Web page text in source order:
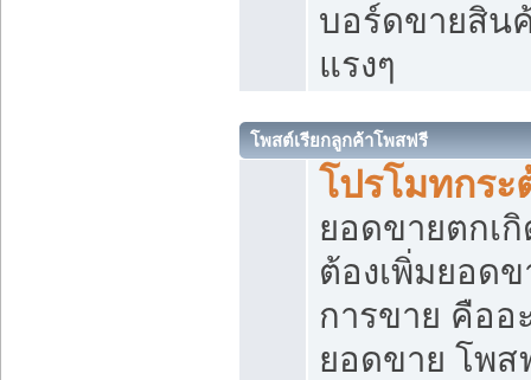
บอร์ดขายสิน
แรงๆ
โพสต์เรียกลูกค้าโพสฟรี
โปรโมทกร
ยอดขายตกเ
ต้องเพิ่มยอด
การขาย คืออ
ยอดขาย โพส